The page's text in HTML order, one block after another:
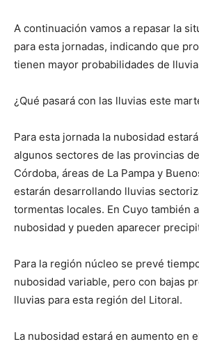
A continuación vamos a repasar la
para esta jornadas, indicando que
tienen mayor probabilidades de
¿Qué pasará con las lluvias este
Para esta jornada la nubosidad
algunos sectores de las provincias
Córdoba, áreas de La Pampa y
estarán desarrollando lluvias
tormentas locales. En Cuyo también
nubosidad y pueden aparecer
Para la región núcleo se prevé
nubosidad variable, pero con bajas
lluvias para esta región del Litoral.
La nubosidad estará en aumento en